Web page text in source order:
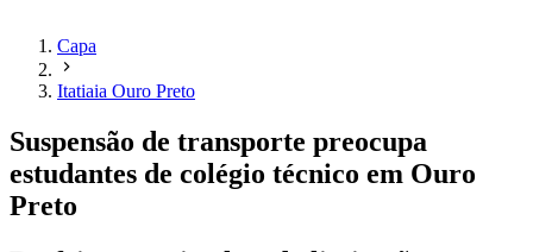
Capa
Itatiaia Ouro Preto
Suspensão de transporte preocupa
estudantes de colégio técnico em Ouro
Preto